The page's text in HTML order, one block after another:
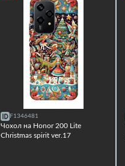
F1346481
Чохол на Honor 200 Lite
Christmas spirit ver.17